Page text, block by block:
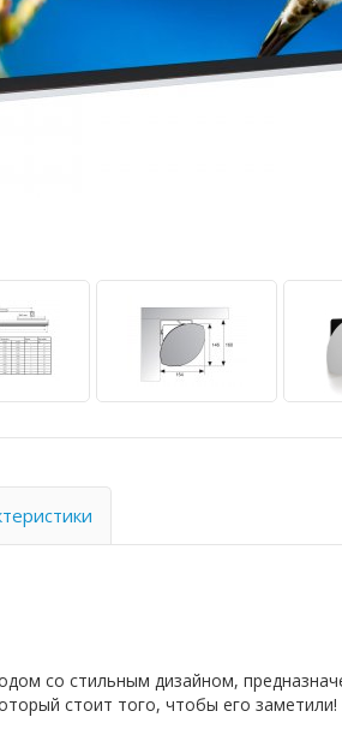
со стильным дизайном,
стоит того, чтобы его заметили!